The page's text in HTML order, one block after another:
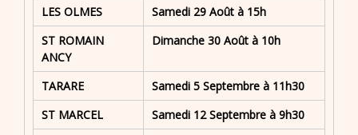
LES OLMES
Samedi 29 Août à 15h
ST ROMAIN
ANCY
Dimanche 30 Août à 10h
TARARE
Samedi 5 Septembre à 11h30
ST MARCEL
Samedi 12 Septembre à 9h30